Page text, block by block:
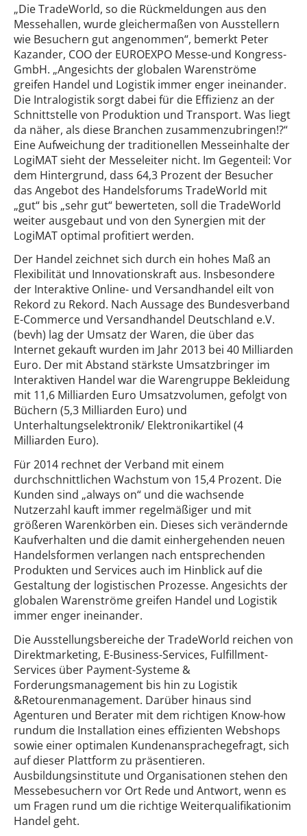
„Die TradeWorld, so die Rückmeldungen aus den
Messehallen, wurde gleichermaßen von Ausstellern
wie Besuchern gut angenommen“, bemerkt Peter
Kazander, COO der EUROEXPO Messe-und Kongress-
GmbH. „Angesichts der globalen Warenströme
greifen Handel und Logistik immer enger ineinander.
Die Intralogistik sorgt dabei für die Effizienz an der
Schnittstelle von Produktion und Transport. Was liegt
da näher, als diese Branchen zusammenzubringen!?“
Eine Aufweichung der traditionellen Messeinhalte der
LogiMAT sieht der Messeleiter nicht. Im Gegenteil: Vor
dem Hintergrund, dass 64,3 Prozent der Besucher
das Angebot des Handelsforums TradeWorld mit
„gut“ bis „sehr gut“ bewerteten, soll die TradeWorld
weiter ausgebaut und von den Synergien mit der
LogiMAT optimal profitiert werden.
Der Handel zeichnet sich durch ein hohes Maß an
Flexibilität und Innovationskraft aus. Insbesondere
der Interaktive Online- und Versandhandel eilt von
Rekord zu Rekord. Nach Aussage des Bundesverband
E-Commerce und Versandhandel Deutschland e.V.
(bevh) lag der Umsatz der Waren, die über das
Internet gekauft wurden im Jahr 2013 bei 40 Milliarden
Euro. Der mit Abstand stärkste Umsatzbringer im
Interaktiven Handel war die Warengruppe Bekleidung
mit 11,6 Milliarden Euro Umsatzvolumen, gefolgt von
Büchern (5,3 Milliarden Euro) und
Unterhaltungselektronik/ Elektronikartikel (4
Milliarden Euro).
Für 2014 rechnet der Verband mit einem
durchschnittlichen Wachstum von 15,4 Prozent. Die
Kunden sind „always on“ und die wachsende
Nutzerzahl kauft immer regelmäßiger und mit
größeren Warenkörben ein. Dieses sich verändernde
Kaufverhalten und die damit einhergehenden neuen
Handelsformen verlangen nach entsprechenden
Produkten und Services auch im Hinblick auf die
Gestaltung der logistischen Prozesse. Angesichts der
globalen Warenströme greifen Handel und Logistik
immer enger ineinander.
Die Ausstellungsbereiche der TradeWorld reichen von
Direktmarketing, E-Business-Services, Fulfillment-
Services über Payment-Systeme &
Forderungsmanagement bis hin zu Logistik
&Retourenmanagement. Darüber hinaus sind
Agenturen und Berater mit dem richtigen Know-how
rundum die Installation eines effizienten Webshops
sowie einer optimalen Kundenansprachegefragt, sich
auf dieser Plattform zu präsentieren.
Ausbildungsinstitute und Organisationen stehen den
Messebesuchern vor Ort Rede und Antwort, wenn es
um Fragen rund um die richtige Weiterqualifikationim
Handel geht.